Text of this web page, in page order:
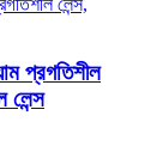
প্রগতিশীল
লেন্স